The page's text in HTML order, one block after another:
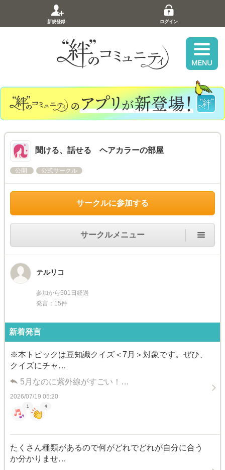
新規登録 ログイン
聞ける、話せる ヘアカラーの部屋
公開 公式サークル
サークルに参加する
サークルメニュー
テルリコ
参加から501日経過
発言：15件
新着発言
※本トピックは豆知識クイズ＜7月＞対象です。ぜひ、
クイズにチャ…
5月なのに紫外線がすごい！…
2026/07/19 05:20
1 4
たくさん種類があるので何がどれでどれが自分に合う
か分かりませ…